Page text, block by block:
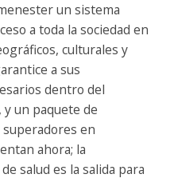
un sistema
a toda la sociedad en
culturales y
a sus
dentro del
un paquete de
en
ahora; la
salud es la salida para